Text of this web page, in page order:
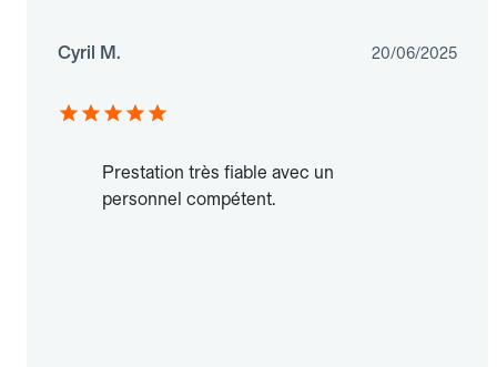
Cyril M. 20/06/2025
Prestation très fiable avec un
personnel compétent.